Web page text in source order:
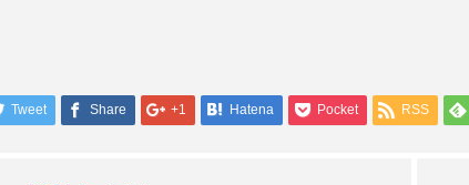
Tweet Share +1 Hatena Pocket RSS